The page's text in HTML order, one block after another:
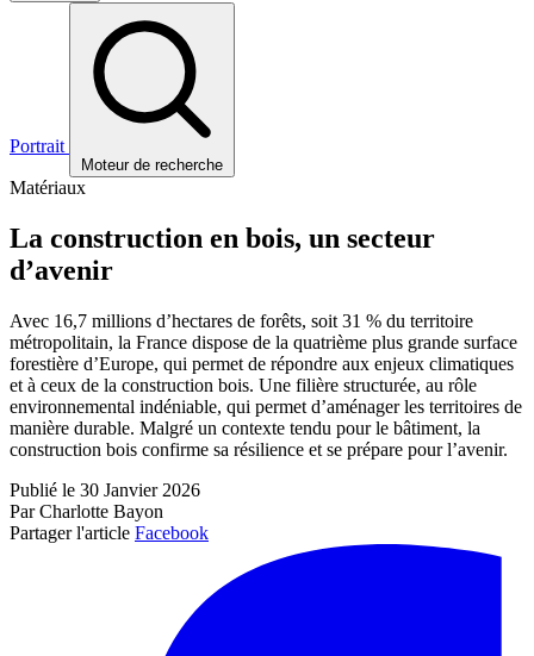
Portrait
Moteur de recherche
Matériaux
La construction en bois, un secteur
d’avenir
Avec 16,7 millions d’hectares de forêts, soit 31 % du territoire
métropolitain, la France dispose de la quatrième plus grande surface
forestière d’Europe, qui permet de répondre aux enjeux climatiques
et à ceux de la construction bois. Une filière structurée, au rôle
environnemental indéniable, qui permet d’aménager les territoires de
manière durable. Malgré un contexte tendu pour le bâtiment, la
construction bois confirme sa résilience et se prépare pour l’avenir.
Publié le 30 Janvier 2026
Par Charlotte Bayon
Partager l'article Facebook